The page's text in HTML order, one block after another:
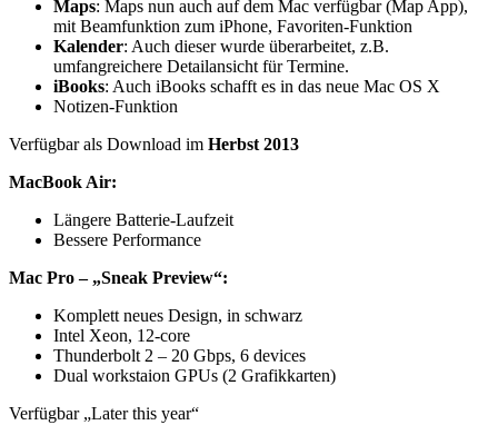
Maps: Maps nun auch auf dem Mac verfügbar (Map App),
mit Beamfunktion zum iPhone, Favoriten-Funktion
Kalender: Auch dieser wurde überarbeitet, z.B.
umfangreichere Detailansicht für Termine.
iBooks: Auch iBooks schafft es in das neue Mac OS X
Notizen-Funktion
Verfügbar als Download im Herbst 2013
MacBook Air:
Längere Batterie-Laufzeit
Bessere Performance
Mac Pro – „Sneak Preview“:
Komplett neues Design, in schwarz
Intel Xeon, 12-core
Thunderbolt 2 – 20 Gbps, 6 devices
Dual workstaion GPUs (2 Grafikkarten)
Verfügbar „Later this year“